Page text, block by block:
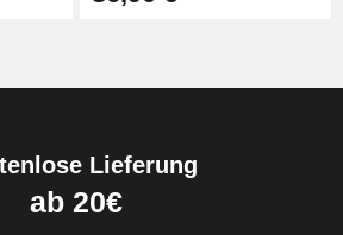
Lieferung
ab 20€